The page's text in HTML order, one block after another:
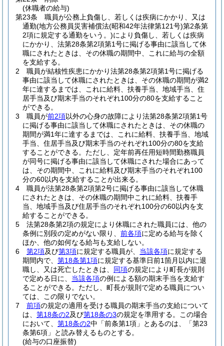
(休職者の給与)
第23条
職員が公務上負傷し、若しくは疾病にかかり、又は
通勤(地方公務員災害補償法(昭和42年法律第121号)第2条第
2項に規定する通勤をいう。)により負傷し、若しくは疾病
にかかり、法第28条第2項第1号に掲げる事由に該当して休
職にされたときは、その休職の期間中、これに給与の全額
を支給する。
2
職員が結核性疾患にかかり法第28条第2項第1号に掲げる
事由に該当して休職にされたときは、その休職の期間が満2
年に達するまでは、これに給料、扶養手当、地域手当、住
居手当及び期末手当のそれぞれ100分の80を支給すること
ができる。
3
職員が前2項以外の心身の故障により法第28条第2項第1号
に掲げる事由に該当して休職にされたときは、その休職の
期間が満1年に達するまでは、これに給料、扶養手当、地域
手当、住居手当及び期末手当のそれぞれ100分の80を支給
することができる。 ただし、定年前再任用短時間勤務職員
が同号に掲げる事由に該当して休職にされた場合にあって
は、その期間中、これに給料及び期末手当のそれぞれ100
分の60以内を支給することが出来る。
4
職員が法第28条第2項第2号に掲げる事由に該当して休職
にされたときは、その休職の期間中これに給料、扶養手
当、地域手当及び住居手当のそれぞれ100分の60以内を支
給することができる。
5
法第28条第2項の規定により休職にされた職員には、他の
条例に別段の定めがない限り、 前各項に定める給与を除く
ほか、他の如何なる給与も支給しない。
6
第2項及び第3項に規定する職員が、 当該各項に規定する
期間内で、 第18条第1項に規定する基準日前1箇月以内に退
職し、又は死亡したときは、 同項の規定により町長が規則
で定める日に、 当該各項の例による額の期末手当を支給す
ることができる。 ただし、町長が規則で定める職員につい
ては、この限りでない。
7
前項の規定の適用を受ける職員の期末手当の支給について
は、 第18条の2及び第18条の3の規定を準用する。
この場合
において、 第18条の2中「前条第1項」とあるのは、「第23
条第6項」と読み替えるものとする。
(給与の口座振替)